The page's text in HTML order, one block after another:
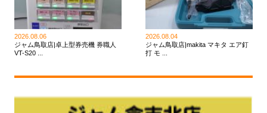
2026.08.06
ジャム鳥取店|卓上型券売機 券職人
VT-S20 ...
2026.08.04
ジャム鳥取店|makita マキタ エア釘
打 モ ...